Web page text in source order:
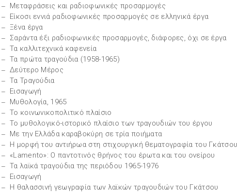
Μεταφράσεις και ραδιοφωνικές προσαρμογές
Είκοσι εννιά ραδιοφωνικές προσαρμογές σε ελληνικά έργα
Ξένα έργα
Σαράντα έξι ραδιοφωνικές προσαρμογές, διάφορες, όχι σε έργα
Τα καλλιτεχνικά καφενεία
Τα πρώτα τραγούδια (1958-1965)
Δεύτερο Μέρος
Τα Τραγούδια
Εισαγωγή
Μυθολογία, 1965
Το κοινωνικοπολιτικό πλαίσιο
Το μυθολογικό-ιστορικό πλαίσιο των τραγουδιών του έργου
Με την Ελλάδα καραβοκύρη σε τρία ποιήματα
Η μορφή του αντιήρωα στη στιχουργική θεματογραφία του
«Lamento»: Ο παντοτινός θρήνος του έρωτα και του ονείρου
Τα λαϊκά τραγούδια της περιόδου 1965-1976
Εισαγωγή
Η θαλασσινή γεωγραφία των λαϊκών τραγουδιών του Γκάτσου